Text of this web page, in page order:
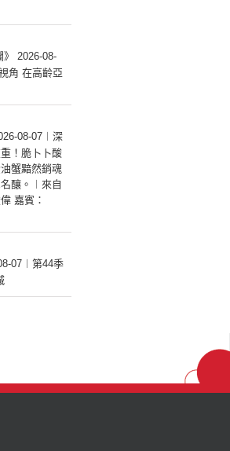
》 2026-08-
角 在高齡亞
08-07︱深
！脆卜卜酸
蟹黯然銷魂
釀。︱來自
嘉賓：
07︱第44季